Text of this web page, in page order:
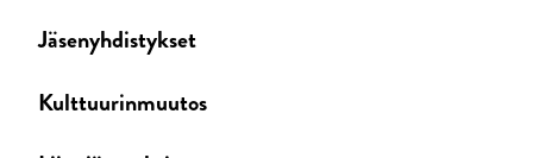
Jäsenyhdistykset
Kulttuurinmuutos